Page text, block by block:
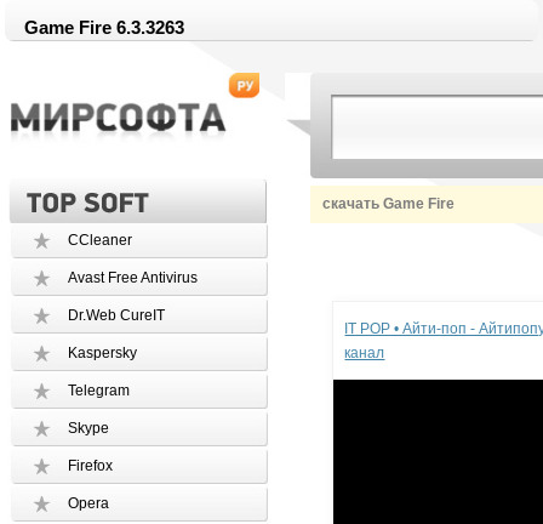
Game Fire 6.3.3263
скачать Game Fire
CCleaner
Avast Free Antivirus
Dr.Web CureIT
Kaspersky
Telegram
Skype
Firefox
Opera
IT POP • Айти-поп -
канал